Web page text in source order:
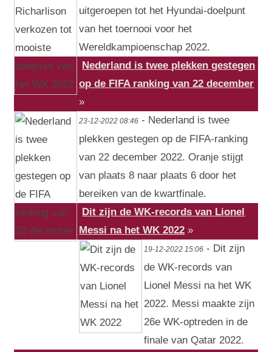
uitgeroepen tot het Hyundai-doelpunt
van het toernooi voor het
Wereldkampioenschap 2022.
Nederland is twee plekken gestegen
op de FIFA ranking van 22 december
»
23-12-2022 08:46 - Nederland is twee
plekken gestegen op de FIFA-ranking
van 22 december 2022. Oranje stijgt
van plaats 8 naar plaats 6 door het
bereiken van de kwartfinale.
Dit zijn de WK-records van Lionel
Messi na het WK 2022 »
19-12-2022 15:06 - Dit zijn
de WK-records van
Lionel Messi na het WK
2022. Messi maakte zijn
26e WK-optreden in de
finale van Qatar 2022.